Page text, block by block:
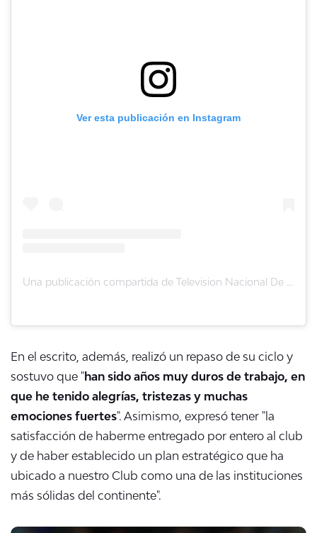
Ver esta publicación en Instagram
En el escrito, además, realizó un repaso de su ciclo y
sostuvo que "han sido años muy duros de trabajo, en
que he tenido alegrías, tristezas y muchas
emociones fuertes". Asimismo, expresó tener "la
satisfacción de haberme entregado por entero al club
y de haber establecido un plan estratégico que ha
ubicado a nuestro Club como una de las instituciones
más sólidas del continente".